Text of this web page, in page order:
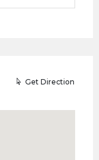
Get Direction